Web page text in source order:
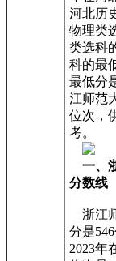
河北历
物理类
类选科
科的最
最低分
江师范
位次，
考。
一、
分数线
浙江
分是
2023年